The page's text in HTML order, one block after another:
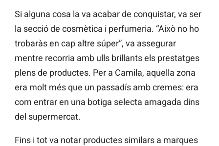
Si alguna cosa la va acabar de conquistar, va ser
la secció de cosmètica i perfumeria. “Això no ho
trobaràs en cap altre súper”, va assegurar
mentre recorria amb ulls brillants els prestatges
plens de productes. Per a Camila, aquella zona
era molt més que un passadís amb cremes: era
com entrar en una botiga selecta amagada dins
del supermercat.
Fins i tot va notar productes similars a marques